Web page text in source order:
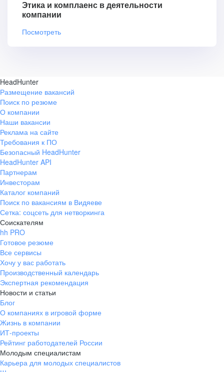
Этика и комплаенс в деятельности
компании
Посмотреть
HeadHunter
Размещение вакансий
Поиск по резюме
О компании
Наши вакансии
Реклама на сайте
Требования к ПО
Безопасный HeadHunter
HeadHunter API
Партнерам
Инвесторам
Каталог компаний
Поиск по вакансиям в Видяеве
Сетка: соцсеть для нетворкинга
Соискателям
hh PRO
Готовое резюме
Все сервисы
Хочу у вас работать
Производственный календарь
Экспертная рекомендация
Новости и статьи
Блог
О компаниях в игровой форме
Жизнь в компании
ИТ-проекты
Рейтинг работодателей России
Молодым специалистам
Карьера для молодых специалистов